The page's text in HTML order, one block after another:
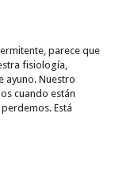
parece que
fisiología,
ayuno. Nuestro
cuando están
Está